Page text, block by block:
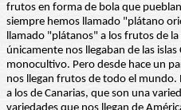
frutos en forma de bola que
siempre hemos llamado "plátano
llamado "plátanos" a los frutos de
únicamente nos llegaban de las
monocultivo. Pero desde hace un
nos llegan frutos de todo el
a los de Canarias, que son una